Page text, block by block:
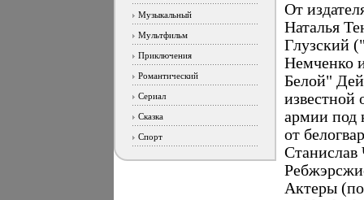
Музыкальный
Мультфильм
Приключения
Романтический
Сериал
Сказка
Спорт
От
Наталья
Глузский
Немченко
Белой"
известной
армии под
от
Станислав
Актеры